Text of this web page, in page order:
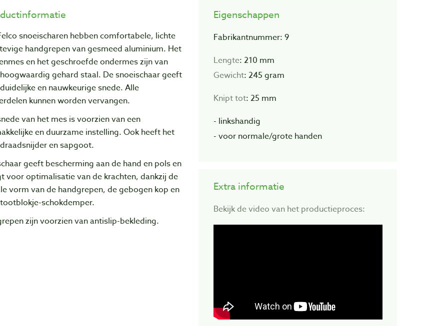
snoeischaren hebben comfortabele, lichte
handgrepen van gesmeed aluminium. Het
en het geschroefde ondermes zijn van
gehard staal. De snoeischaar geeft
en nauwkeurige snede. Alle
kunnen worden vervangen.
van het mes is voorzien van een
en duurzame instelling. Ook heeft het
en sapgoot.
geeft bescherming aan de hand en pols en
voor optimalisatie van de krachten, dankzij de
vorm van de handgrepen, de gebogen kop en
schokdemper.
zijn voorzien van antislip-bekleding.
Eigenschappen
Fabrikantnummer: 9
Lengte: 210 mm
Gewicht: 245 gram
Knipt tot: 25 mm
- linkshandig
- voor normale/grote handen
Extra informatie
Bekijk de video van het productieproces: